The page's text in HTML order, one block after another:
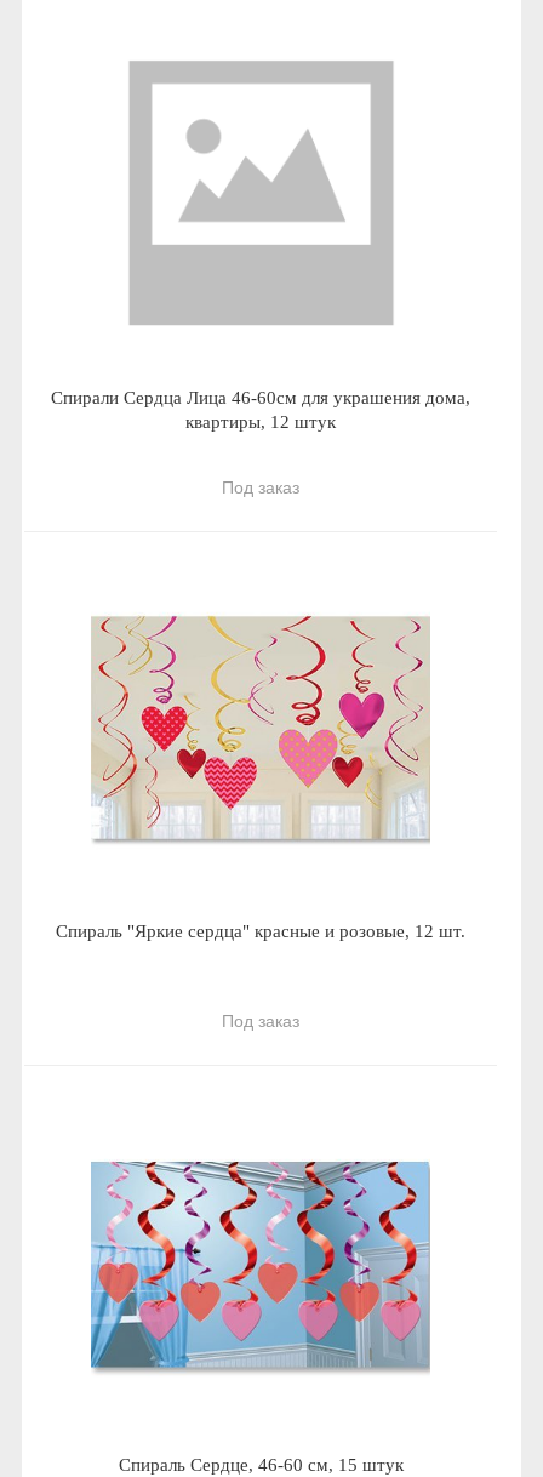
Спирали Сердца Лица 46-60см для украшения дома,
квартиры, 12 штук
Под заказ
Спираль "Яркие сердца" красные и розовые, 12 шт.
Под заказ
Спираль Сердце, 46-60 см, 15 штук